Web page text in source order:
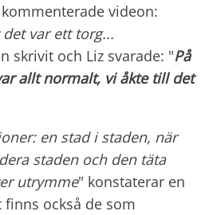
videon:
var ett torg...
skrivit och Liz svarade: "På
allt normalt, vi åkte till det
en stad i staden, när
staden och den täta
utrymme" konstaterar en
också de som